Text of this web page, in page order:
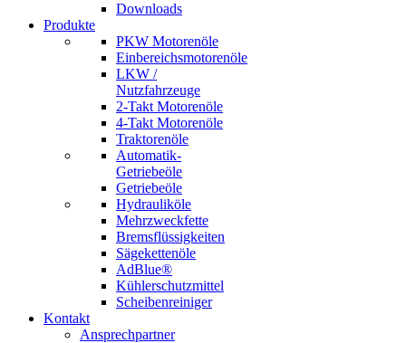
Downloads
Produkte
PKW Motorenöle
Einbereichsmotorenöle
LKW /
Nutzfahrzeuge
2-Takt Motorenöle
4-Takt Motorenöle
Traktorenöle
Automatik-
Getriebeöle
Getriebeöle
Hydrauliköle
Mehrzweckfette
Bremsflüssigkeiten
Sägekettenöle
AdBlue®
Kühlerschutzmittel
Scheibenreiniger
Kontakt
Ansprechpartner